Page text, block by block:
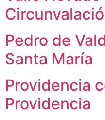
Pedro de
Santa María
Providencia
Providencia